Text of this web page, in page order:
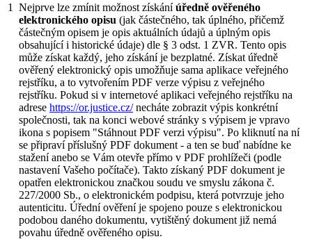
1 Nejprve lze zmínit možnost získáníúředně ověřeného
elektronického opisu (jak částečného, tak úplného, přičemž
částečným opisem je opis aktuálních údajů a úplným opis
obsahující i historické údaje) dle § 3 odst. 1 ZVR. Tento opis
může získat každý, jeho získání je bezplatné. Získat úředně
ověřený elektronický opis umožňuje sama aplikace veřejného
rejstříku, a to vytvořením PDF verze výpisu z veřejného
rejstříku. Pokud si v internetové aplikaci veřejného rejstříku na
adrese https://or.justice.cz/necháte zobrazit výpis konkrétní
společnosti, tak na konci webové stránky s výpisem je vpravo
ikona s popisem "Stáhnout PDF verzi výpisu". Po kliknutí na ní
se připraví příslušný PDF dokument - a ten se buď nabídne ke
stažení anebo se Vám otevře přímo v PDF prohlížeči (podle
nastavení Vašeho počítače). Takto získaný PDF dokument je
opatřen elektronickou značkou soudu ve smyslu zákona č.
227/2000 Sb., o elektronickém podpisu, která potvrzuje jeho
autenticitu. Úřední ověření je spojeno pouze s elektronickou
podobou daného dokumentu, vytištěný dokument již nemá
povahu úředně ověřeného opisu.